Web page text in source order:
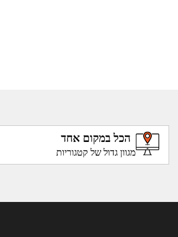
הכל במקום אחד
מגוון גדול של קטגוריות